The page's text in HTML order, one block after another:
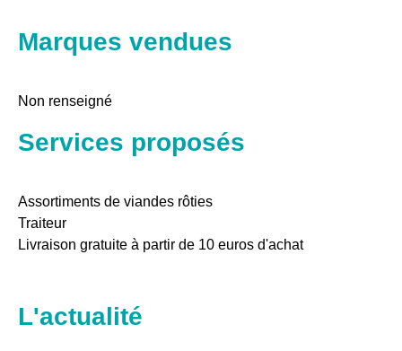
Marques vendues
Non renseigné
Services proposés
Assortiments de viandes rôties
Traiteur
Livraison gratuite à partir de 10 euros d'achat
L'actualité